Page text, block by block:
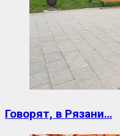
Говорят, в Рязани…